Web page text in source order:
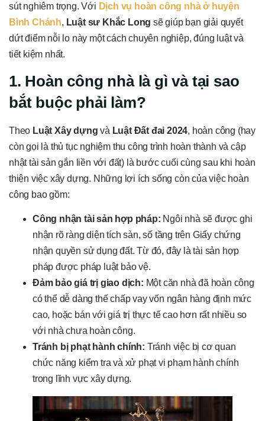
sút nghiêm trọng. Với Dịch vụ hoàn công nhà ở huyện
Bình Chánh, Luật sư Khắc Long sẽ giúp bạn giải quyết
dứt điểm nỗi lo này một cách chuyên nghiệp, đúng luật và
tiết kiệm nhất.
1. Hoàn công nhà là gì và tại sao
bắt buộc phải làm?
Theo Luật Xây dựng và Luật Đất đai 2024, hoàn công (hay
còn gọi là thủ tục nghiệm thu công trình hoàn thành và cập
nhật tài sản gắn liền với đất) là bước cuối cùng sau khi hoàn
thiện việc xây dựng. Những lợi ích sống còn của việc hoàn
công bao gồm:
Công nhận tài sản hợp pháp: Ngôi nhà sẽ được ghi
nhận rõ ràng diện tích sàn, số tầng trên Giấy chứng
nhận quyền sử dụng đất. Từ đó, đây là tài sản hợp
pháp được pháp luật bảo vệ.
Đảm bảo giá trị giao dịch: Một căn nhà đã hoàn công
có thể dễ dàng thế chấp vay vốn ngân hàng định mức
cao, hoặc bán với giá trị thực tế cao hơn rất nhiều so
với nhà chưa hoàn công.
Tránh bị phạt hành chính: Tránh việc bị cơ quan
chức năng kiểm tra và xử phạt vi phạm hành chính
trong lĩnh vực xây dựng.